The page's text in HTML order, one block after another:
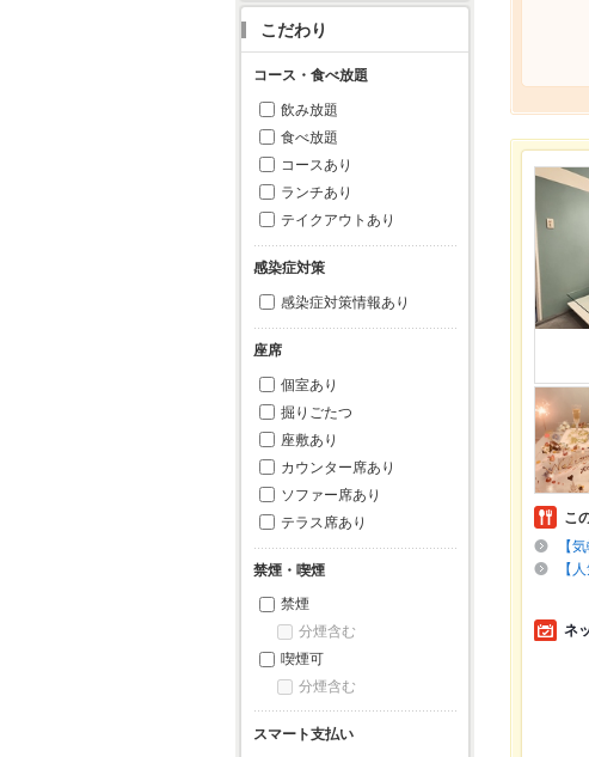
こだわり
コース・食べ放題
飲み放題
食べ放題
コースあり
ランチあり
テイクアウトあり
感染症対策
感染症対策情報あり
座席
個室あり
掘りごたつ
座敷あり
カウンター席あり
ソファー席あり
テラス席あり
禁煙・喫煙
禁煙
分煙含む
喫煙可
分煙含む
スマート支払い
こ
【
【
ネ